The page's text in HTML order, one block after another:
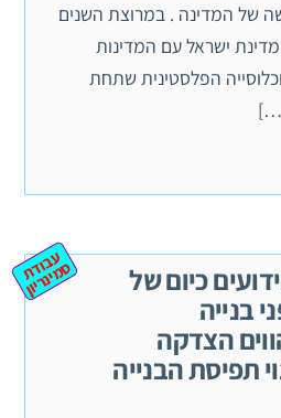
של המדינה . במרוצת השנים
ישראל עם המדינות
הפלסטינית שתחת
כיום של
בנייה
הצדקה
תפיסת הבנייה
ע
ב
וד
ת
ס
מ
ינ
ר
יון